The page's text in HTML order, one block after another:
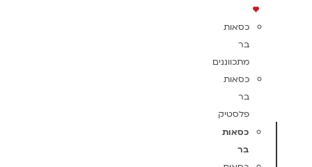
כסאות
בר
מתכווננים
כסאות
בר
פלסטיק
כסאות
בר